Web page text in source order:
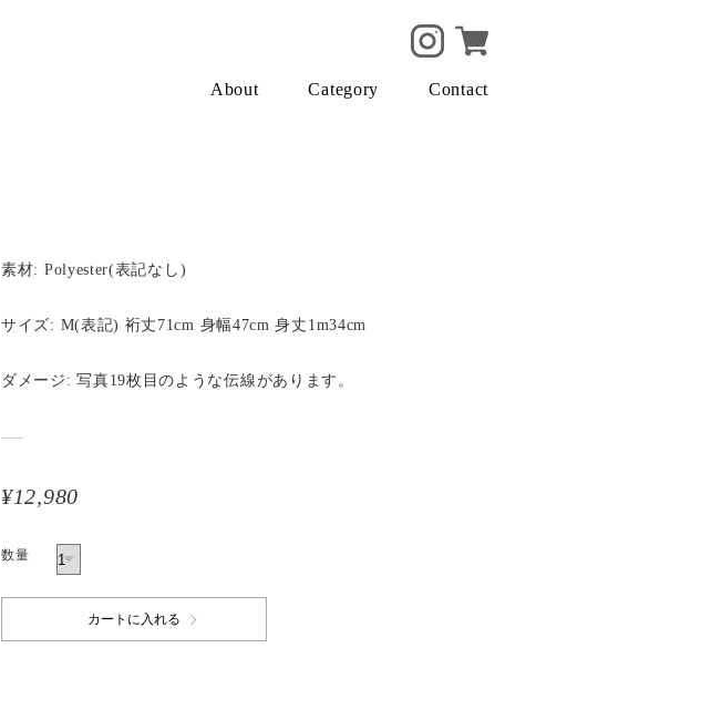
About Category Contact
素材: Polyester(表記なし)
サイズ: M(表記) 裄丈71cm 身幅47cm 身丈1m34cm
ダメージ: 写真19枚目のような伝線があります。
¥12,980
数量